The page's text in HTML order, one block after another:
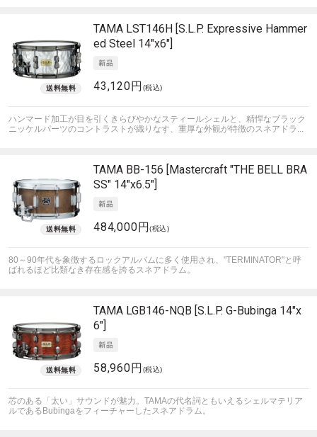
TAMA LST146H [S.L.P. Expressive Hammer
ed Steel 14"x6"]
43,120円 (税込)
ハンマード加工が目を引くきらびやかなスティールシェルと、精悍なブラック
ニッケルパーツのコントラストが織りなす、重厚な外観が特徴のスネアドラ...
TAMA BB-156 [Mastercraft "THE BELL BRA
SS" 14"x6.5"]
484,000円(税込)
80～90年代を象徴するロックアルバムに多く使用され、"TERMINATOR"と呼
ばれるほど比類なき存在感を誇るスネアドラム。
TAMA LGB146-NQB [S.L.P. G-Bubinga 14"x
6"]
58,960円 (税込)
芯のある「太い」サウンドが魅力。TAMAの代名詞ともいえるシェルマテリア
ルであるBubingaをフィーチャーしたスネアドラム。